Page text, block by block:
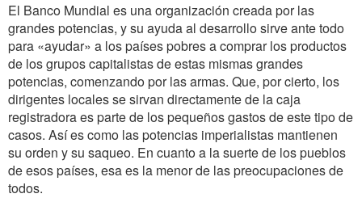
El Banco Mundial es una organización creada por las
grandes potencias, y su ayuda al desarrollo sirve ante todo
para «ayudar» a los países pobres a comprar los productos
de los grupos capitalistas de estas mismas grandes
potencias, comenzando por las armas. Que, por cierto, los
dirigentes locales se sirvan directamente de la caja
registradora es parte de los pequeños gastos de este tipo de
casos. Así es como las potencias imperialistas mantienen
su orden y su saqueo. En cuanto a la suerte de los pueblos
de esos países, esa es la menor de las preocupaciones de
todos.